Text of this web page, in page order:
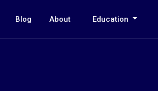
Blog About Education